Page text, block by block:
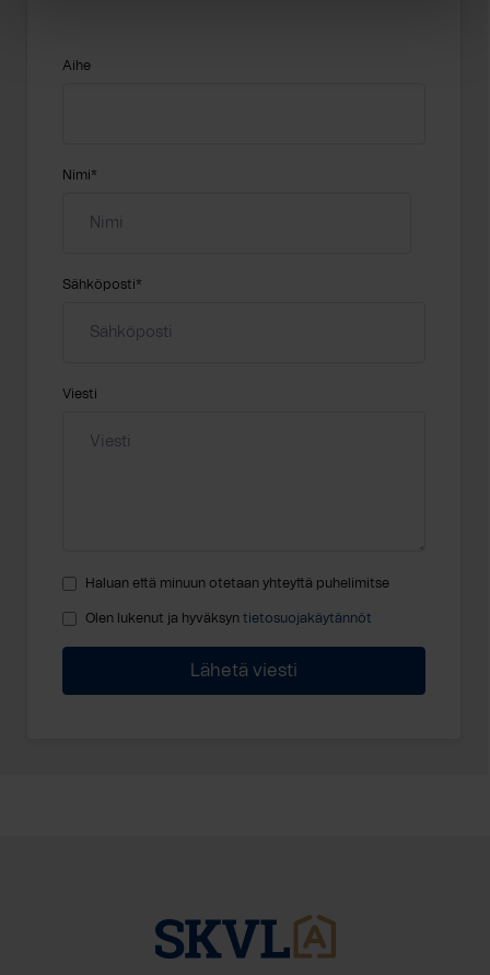
Aihe
Nimi*
Sähköposti*
Viesti
Haluan että minuun otetaan yhteyttä puhelimitse
Olen lukenut ja hyväksyn tietosuojakäytännöt